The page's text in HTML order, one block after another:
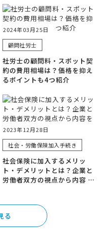
2024年03月25日
顧問社労士
社労士の顧問料・スポット契
約の費用相場は？価格を抑え
るポイントも4つ紹介
2023年12月28日
社会・労働保険加入手続き
社会保険に加入するメリッ
ト・デメリットとは？企業と
労働者双方の視点から内容 …
る